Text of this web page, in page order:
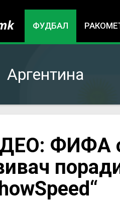
ФУДБАЛ
Аргентина
ФИФА